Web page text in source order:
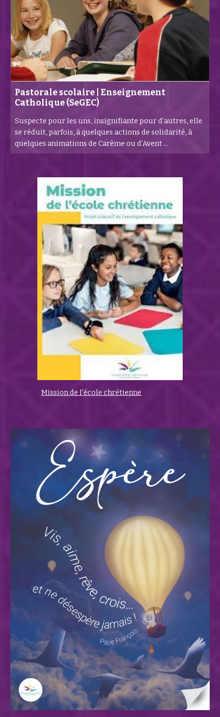
Pastorale scolaire | Enseignement
Catholique (SeGEC)
Suspecte pour les uns, insignifiante pour d’autres, elle
se réduit, parfois, à quelques actions de solidarité, à
quelques animations de Carême ou d’Avent ...
Mission de l'école chrétienne